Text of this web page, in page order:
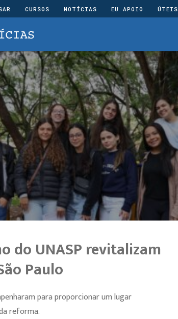
CURSOS NOTÍCIAS EU APOIO ÚTEIS
do UNASP revitalizam
Paulo
para proporcionar um lugar
reforma.